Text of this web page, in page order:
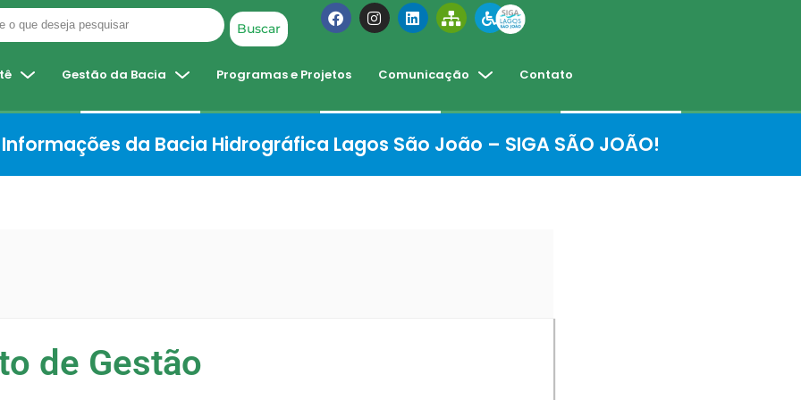
Buscar
Gestão da Bacia Programas e Projetos Comunicação Contato
da Bacia Hidrográfica Lagos São João – SIGA SÃO JOÃO!
de Gestão